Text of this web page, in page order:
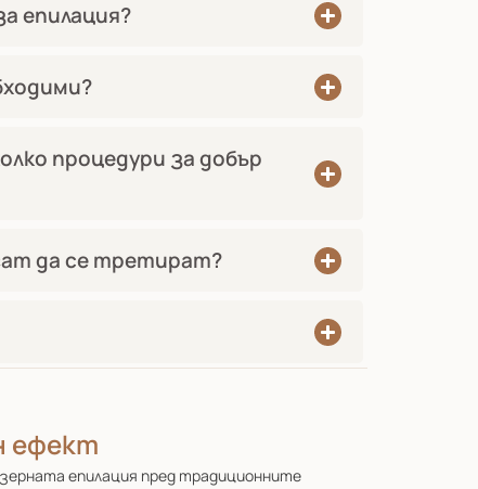
ефект
епилация пред традиционните
епилация?
процедури за добър
да се третират?